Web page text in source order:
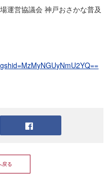
運営協議会 神戸おさかな普及
戻る